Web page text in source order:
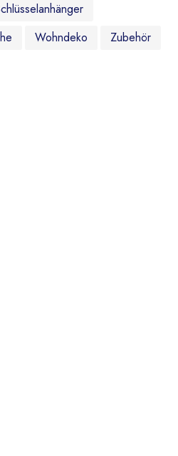
Wohndeko Zubehör